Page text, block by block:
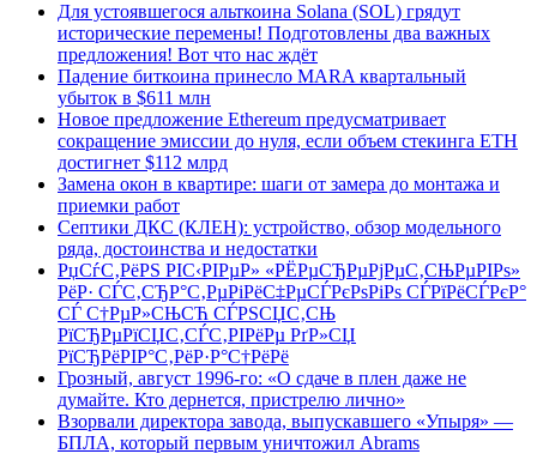
Для устоявшегося альткоина Solana (SOL) грядут
исторические перемены! Подготовлены два важных
предложения! Вот что нас ждёт
Падение биткоина принесло MARA квартальный
убыток в $611 млн
Новое предложение Ethereum предусматривает
сокращение эмиссии до нуля, если объем стекинга ETH
достигнет $112 млрд
Замена окон в квартире: шаги от замера до монтажа и
приемки работ
Септики ДКС (КЛЕН): устройство, обзор модельного
ряда, достоинства и недостатки
РџСѓС‚РёРЅ РІС‹РІРµР» «РЁРµСЂРµРјРµС‚СЊРµРІРѕ»
РёР· СЃС‚СЂР°С‚РµРіРёС‡РµСЃРєРѕРіРѕ СЃРїРёСЃРєР°
СЃ С†РµР»СЊСЋ СЃРЅСЏС‚СЊ
РїСЂРµРїСЏС‚СЃС‚РІРёРµ РґР»СЏ
РїСЂРёРІР°С‚РёР·Р°С†РёРё
Грозный, август 1996-го: «О сдаче в плен даже не
думайте. Кто дернется, пристрелю лично»
Взорвали директора завода, выпускавшего «Упыря» —
БПЛА, который первым уничтожил Abrams